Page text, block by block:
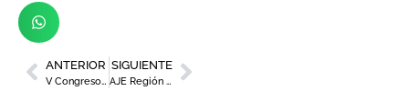
ANTERIOR
V Congreso Costa Cálida Sport Business Región de Murcia
SIGUIENTE
AJE Región de Murcia celebra su 25 aniversario con el Congreso Fundadores